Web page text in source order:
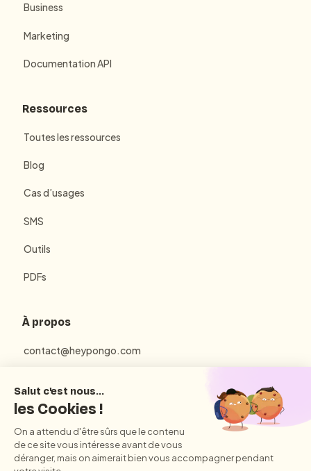
Business
Marketing
Documentation API
Ressources
Toutes les ressources
Blog
Cas d’usages
SMS
Outils
PDFs
À propos
contact@heypongo.com
Politique de Confidentialité
Conditions Générales d'Utilisation et de Vente